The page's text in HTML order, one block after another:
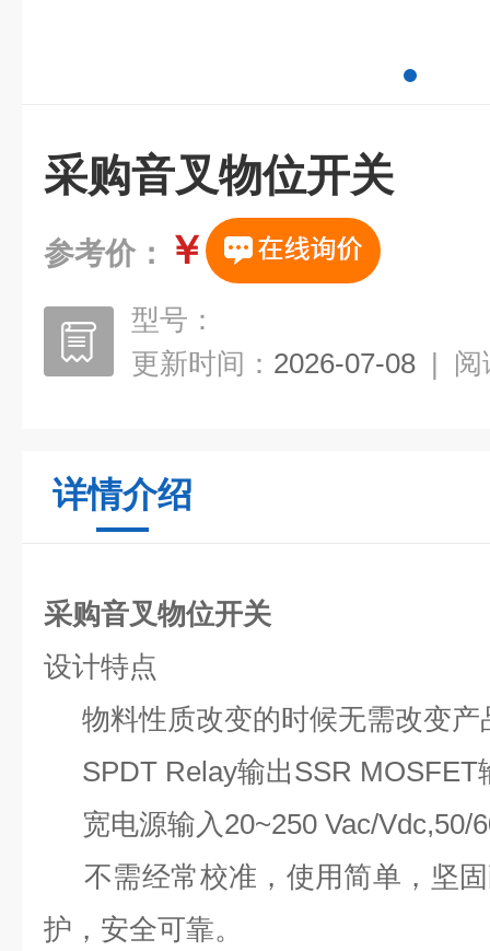
采购音叉物位开关
参考价： ￥
型号：
更新时间： 2026-07-08 | 阅
详情介绍
采购音叉物位开关
设计特点
物料性质改变的时候无需改变产
SPDT Relay输出SSR MOSFET
宽电源输入20~250 Vac/Vdc,50/
不需经常校准，使用简单，坚
护，安全可靠。